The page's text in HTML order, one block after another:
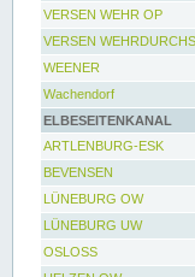
VERSEN WEHR OP
VERSEN
WEENER
Wachendorf
ELBESEITENKANAL
ARTLENBURG-ESK
BEVENSEN
LÜNEBURG OW
LÜNEBURG UW
OSLOSS